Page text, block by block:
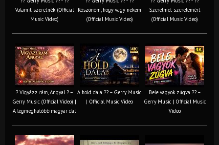
Valamit szeretnék (Official
Music Video)
Köszönöm, hogy vagy nekem
(Official Music Video)
Szerelmet szerelemért
(Official Music Video)
? Vigyázz rám, Angyal ? –
Gerry Music (Official Video) |
A legmeghatóbb magyar dal
A hold dala ?? – Gerry Music
| Official Music Video
Bele vagyok zúgva ?? –
Gerry Music | Official Music
Video